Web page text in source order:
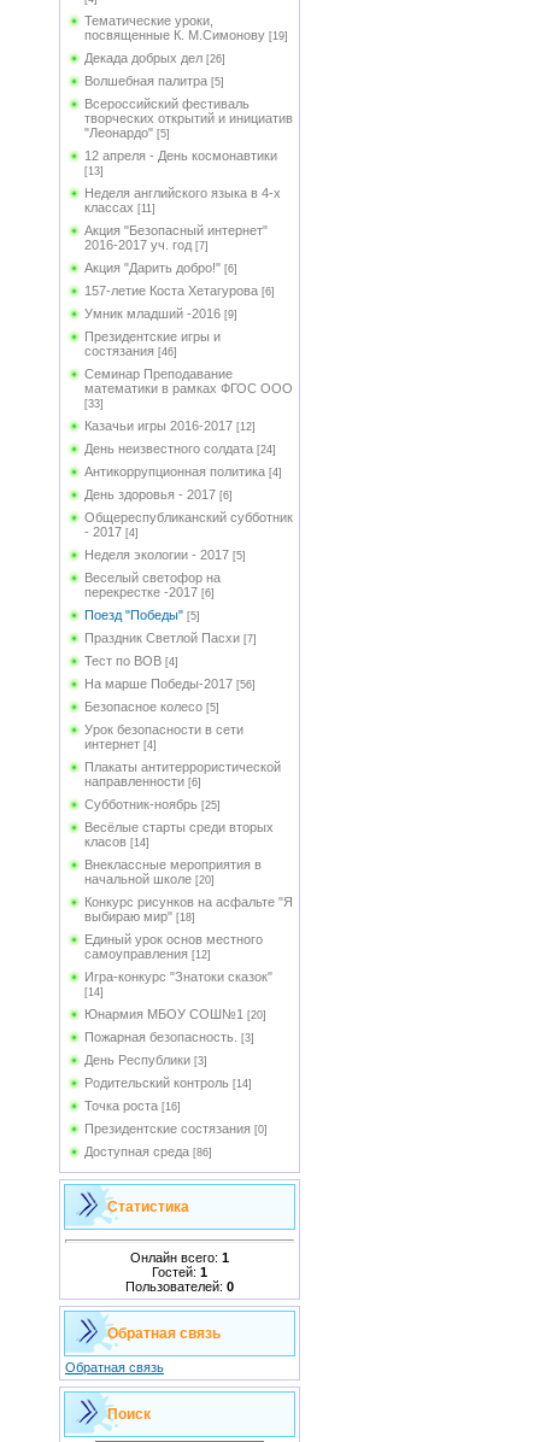
Тематические уроки,
посвященные К. М.Симонову [19]
Декада добрых дел [26]
Волшебная палитра [5]
Всероссийский фестиваль
творческих открытий и инициатив
"Леонардо" [5]
12 апреля - День космонавтики
[13]
Неделя английского языка в 4-х
классах [11]
Акция "Безопасный интернет"
2016-2017 уч. год [7]
Акция "Дарить добро!" [6]
157-летие Коста Хетагурова [6]
Умник младший -2016 [9]
Президентские игры и
состязания [46]
Семинар Преподавание
математики в рамках ФГОС ООО
[33]
Казачьи игры 2016-2017 [12]
День неизвестного солдата [24]
Антикоррупционная политика [4]
День здоровья - 2017 [6]
Общереспубликанский субботник
- 2017 [4]
Неделя экологии - 2017 [5]
Веселый светофор на
перекрестке -2017 [6]
Поезд "Победы" [5]
Праздник Светлой Пасхи [7]
Тест по ВОВ [4]
На марше Победы-2017 [56]
Безопасное колесо [5]
Урок безопасности в сети
интернет [4]
Плакаты антитеррористической
направленности [6]
Субботник-ноябрь [25]
Весёлые старты среди вторых
класов [14]
Внеклассные мероприятия в
начальной школе [20]
Конкурс рисунков на асфальте "Я
выбираю мир" [18]
Единый урок основ местного
самоуправления [12]
Игра-конкурс "Знатоки сказок"
[14]
Юнармия МБОУ СОШ№1 [20]
Пожарная безопасность. [3]
День Республики [3]
Родительский контроль [14]
Точка роста [16]
Президентские состязания [0]
Доступная среда [86]
Статистика
Онлайн всего: 1
Гостей: 1
Пользователей: 0
Обратная связь
Обратная связь
Поиск